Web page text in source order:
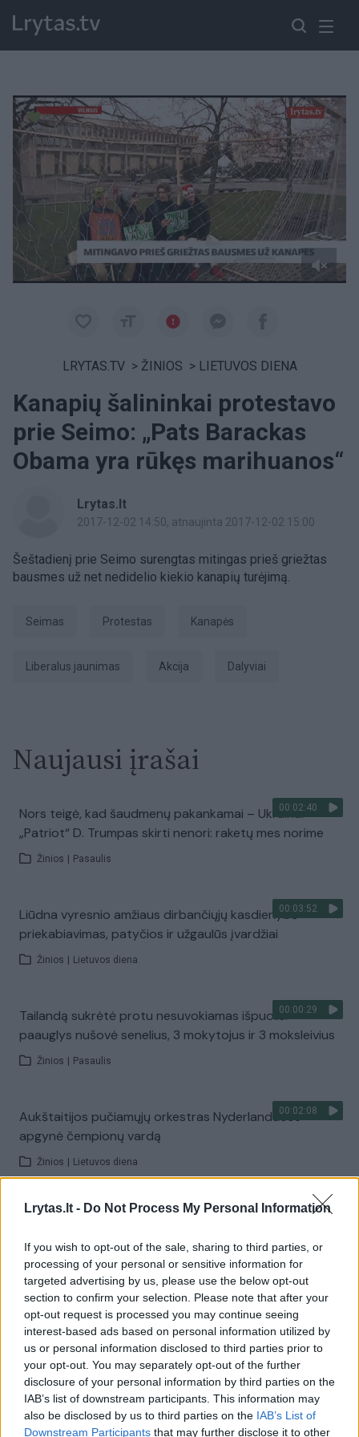
Lrytas.lt - Do Not Process My Personal Information
If you wish to opt-out of the sale, sharing to third parties, or
processing of your personal or sensitive information for
targeted advertising by us, please use the below opt-out
section to confirm your selection. Please note that after your
opt-out request is processed you may continue seeing
interest-based ads based on personal information utilized by
us or personal information disclosed to third parties prior to
your opt-out. You may separately opt-out of the further
disclosure of your personal information by third parties on the
IAB’s list of downstream participants. This information may
also be disclosed by us to third parties on the IAB’s List of
Downstream Participants that may further disclose it to other
Paremkite Ukrainą
LRYTAS.TV > ŽINIOS > LIETUVOS DIENA
Kanapių šalininkai protestavo
prie Seimo: „Pats Barackas
Obama yra rūkęs marihuanos“
Lrytas.lt
2017-12-02 14:50, atnaujinta 2017-12-02 15:00
Šeštadienį prie Seimo surengtas mitingas prieš griežtas
bausmes už net nedidelio kiekio kanapių turėjimą.
Seimas Protestas kanapės
liberalus jaunimas Akcija dalyviai
Naujausi įrašai
00:02:40
Nors teigė, kad šaudmenų pakankamai – Ukrainai
„Patriot“ D. Trumpas skirti nenori: raketų mes norime
Žinios Pasaulis
00:03:52
Liūdna vyresnio amžiaus dirbančiųjų kasdienybė –
priekabiavimas, patyčios ir užgaulūs įvardžiai
Žinios Lietuvos diena
00:00:29
Tailandą sukrėtė protu nesuvokiamas išpuolis:
paauglys nušovė senelius, 3 mokytojus ir 3 moksleivius
Žinios Pasaulis
00:02:08
Aukštaitijos pučiamųjų orkestras Nyderlanduose
apgynė čempionų vardą
Žinios Lietuvos diena
Visi įrašai
Žiūrimiausi įrašai
00:00:30
Vaizdai iš tragiškos avarijos Vilniaus r.: dviejų moterų ir
vaiko gyvybių išgelbėti nepavyko
Žinios Lietuvos diena